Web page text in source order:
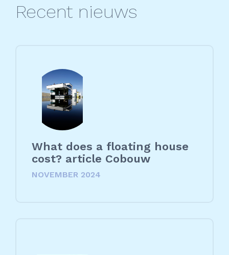
Recent nieuws
What does a floating house
cost? article Cobouw
NOVEMBER 2024